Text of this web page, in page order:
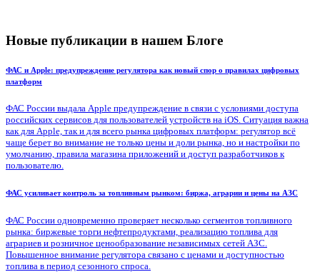
Новые публикации в нашем Блоге
ФАС и Apple: предупреждение регулятора как новый спор о правилах цифровых
платформ
ФАС России выдала Apple предупреждение в связи с условиями доступа
российских сервисов для пользователей устройств на iOS. Ситуация важна
как для Apple, так и для всего рынка цифровых платформ: регулятор всё
чаще берет во внимание не только цены и доли рынка, но и настройки по
умолчанию, правила магазина приложений и доступ разработчиков к
пользователю.
ФАС усиливает контроль за топливным рынком: биржа, аграрии и цены на АЗС
ФАС России одновременно проверяет несколько сегментов топливного
рынка: биржевые торги нефтепродуктами, реализацию топлива для
аграриев и розничное ценообразование независимых сетей АЗС.
Повышенное внимание регулятора связано с ценами и доступностью
топлива в период сезонного спроса.